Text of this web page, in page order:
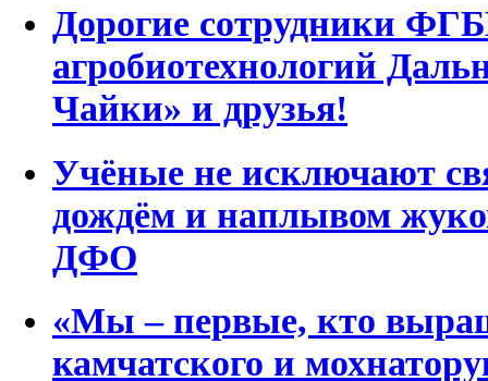
Дорогие сотрудники
агробиотехнологий
Чайки» и друзья!
Учёные не исключают
дождём и наплывом
ДФО
«Мы – первые, кто
камчатского и